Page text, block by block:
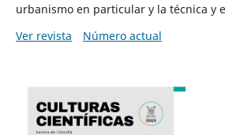
urbanismo en particular y la técnica y
Ver revista
Número actual